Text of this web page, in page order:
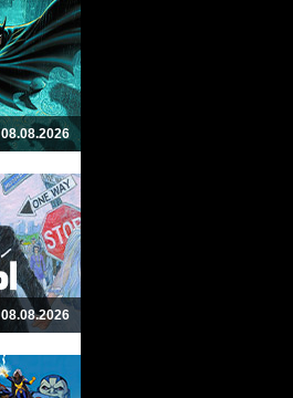
08.08.2026
08.08.2026